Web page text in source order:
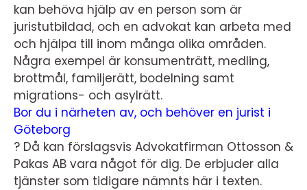
kan behöva hjälp av en person som är
juristutbildad, och en advokat kan arbeta med
och hjälpa till inom många olika områden.
Några exempel är konsumenträtt, medling,
brottmål, familjerätt, bodelning samt
migrations- och asylrätt.
Bor du i närheten av, och behöver en jurist i
Göteborg
? Då kan förslagsvis Advokatfirman Ottosson &
Pakas AB vara något för dig. De erbjuder alla
tjänster som tidigare nämnts här i texten.